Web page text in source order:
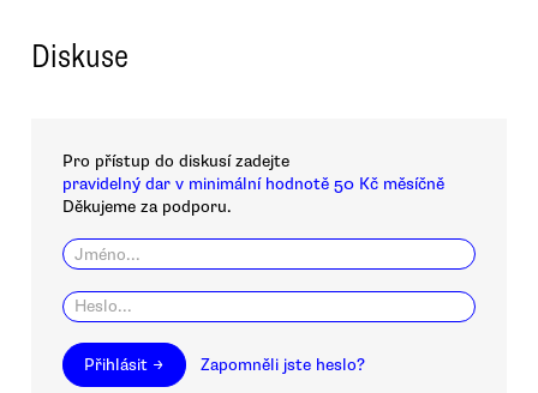
Diskuse
Pro přístup do diskusí zadejte
pravidelný dar v minimální hodnotě 50 Kč měsíčně
Děkujeme za podporu.
Přihlásit → Zapomněli jste heslo?